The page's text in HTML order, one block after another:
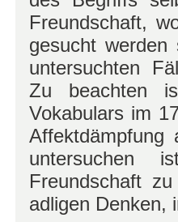
Freundschaft,
gesucht
untersuchten
Zu beachten
Vokabulars im
Affektdämpfung
untersuchen
Freundschaft
adligen Denken,